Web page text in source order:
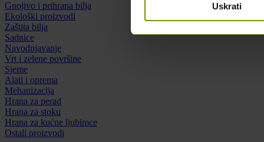
Uskrati
Gnojivo i prihrana bilja
Ekološki proizvodi
Zaštita bilja
Sadnice
Navodnjavanje
Vrt i zelene površine
Sjeme
Alati i oprema
Mehanizacija
Hrana za perad
Hrana za stoku
Hrana za kućne ljubimce
Ostali proizvodi